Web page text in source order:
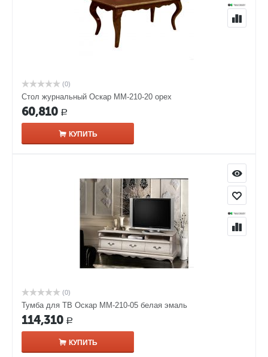
(0)
Стол журнальный Оскар ММ-210-20 орех
60,810 Р
КУПИТЬ
(0)
Тумба для ТВ Оскар ММ-210-05 белая эмаль
114,310 Р
КУПИТЬ